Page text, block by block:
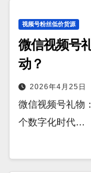
视频号粉丝低价货源
微信视频号
动？
2026年4月25日
微信视频号礼物
个数字化时代…